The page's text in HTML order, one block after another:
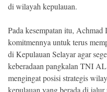
di wilayah kepulauan.
Pada kesempatan itu, Achmad
komitmennya untuk terus
di Kepulauan Selayar agar
keberadaan pangkalan TNI
mengingat posisi strategis
kepulauan yang berada di jalur